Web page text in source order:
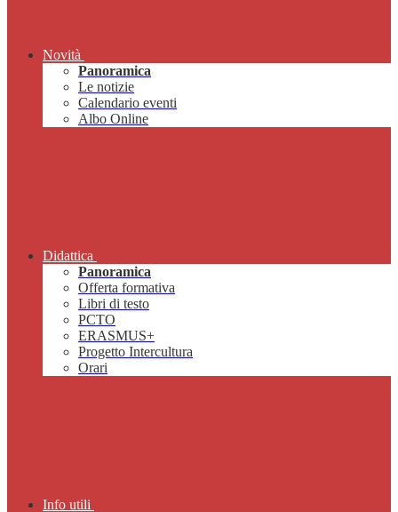
Novità
Panoramica
Le notizie
Calendario eventi
Albo Online
Didattica
Panoramica
Offerta formativa
Libri di testo
PCTO
ERASMUS+
Progetto Intercultura
Orari
Info utili